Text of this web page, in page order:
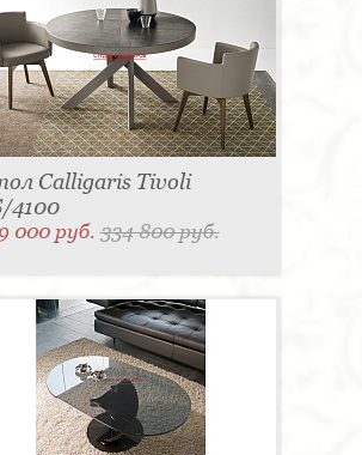
Calligaris Tivoli
4100
000 руб.334 800 руб.